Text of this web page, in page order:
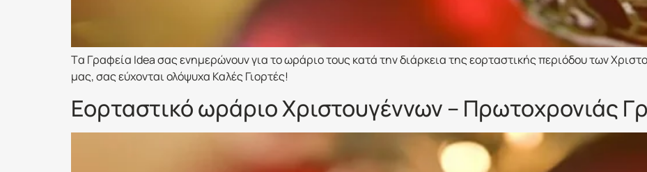
Tα Γραφεία Idea σας ενημερώνουν για το ωράριο τους κατά την διάρκεια της εορταστικής περιόδου των
μας, σας εύχονται ολόψυχα Καλές Γιορτές!
Εορταστικό ωράριο Χριστουγέννων – Πρωτοχρονιάς